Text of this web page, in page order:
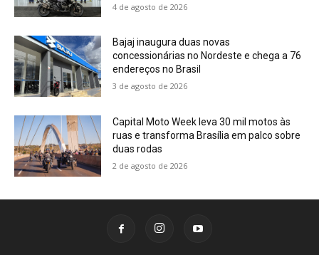
4 de agosto de 2026
Bajaj inaugura duas novas
concessionárias no Nordeste e chega a 76
endereços no Brasil
3 de agosto de 2026
Capital Moto Week leva 30 mil motos às
ruas e transforma Brasília em palco sobre
duas rodas
2 de agosto de 2026